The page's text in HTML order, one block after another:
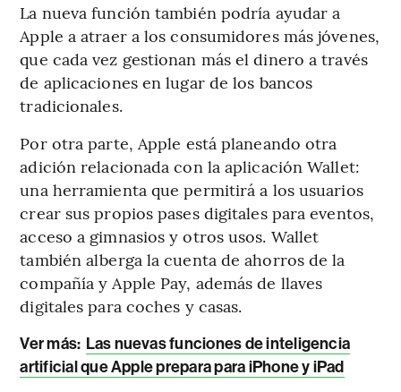
La nueva función también podría ayudar a
Apple a atraer a los consumidores más jóvenes,
que cada vez gestionan más el dinero a través
de aplicaciones en lugar de los bancos
tradicionales.
Por otra parte, Apple está planeando otra
adición relacionada con la aplicación Wallet:
una herramienta que permitirá a los usuarios
crear sus propios pases digitales para eventos,
acceso a gimnasios y otros usos. Wallet
también alberga la cuenta de ahorros de la
compañía y Apple Pay, además de llaves
digitales para coches y casas.
Ver más: Las nuevas funciones de inteligencia
artificial que Apple prepara para iPhone y iPad